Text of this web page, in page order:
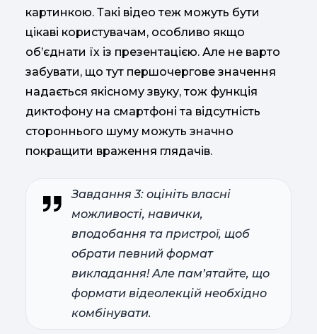
картинкою. Такі відео теж можуть бути
цікаві користувачам, особливо якщо
об’єднати їх із презентацією. Але не варто
забувати, що тут першочергове значення
надається якісному звуку, тож функція
диктофону на смартфоні та відсутність
стороннього шуму можуть значно
покращити враження глядачів.
Завдання 3: оцініть власні
можливості, навички,
вподобання та пристрої, щоб
обрати певний формат
викладання! Але пам’ятайте, що
формати відеолекцій необхідно
комбінувати.